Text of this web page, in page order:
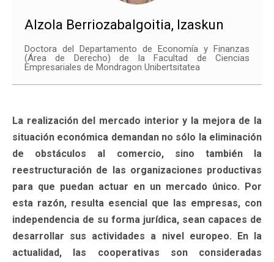
Alzola Berriozabalgoitia, Izaskun
Doctora del Departamento de Economía y Finanzas
(Área de Derecho) de la Facultad de Ciencias
Empresariales de Mondragon Unibertsitatea
La realización del mercado interior y la mejora de la
situación económica demandan no sólo la eliminación
de obstáculos al comercio, sino también la
reestructuración de las organizaciones productivas
para que puedan actuar en un mercado único. Por
esta razón, resulta esencial que las empresas, con
independencia de su forma jurídica, sean capaces de
desarrollar sus actividades a nivel europeo. En la
actualidad, las cooperativas son consideradas